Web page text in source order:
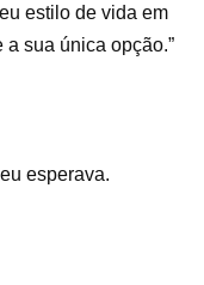
estilo de vida em
a sua única opção.”
esperava.